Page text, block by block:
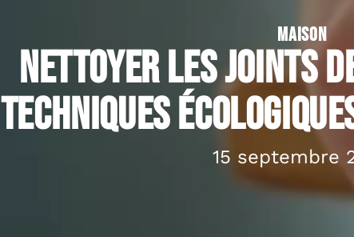
MAISON
Nettoyer les joints
techniques
15 septembre